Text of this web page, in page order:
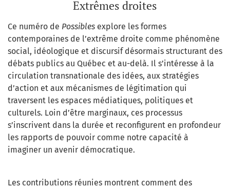
Extrêmes droites
Ce numéro de Possibles explore les formes
contemporaines de l’extrême droite comme phénomène
social, idéologique et discursif désormais structurant des
débats publics au Québec et au-delà. Il s’intéresse à la
circulation transnationale des idées, aux stratégies
d’action et aux mécanismes de légitimation qui
traversent les espaces médiatiques, politiques et
culturels. Loin d’être marginaux, ces processus
s’inscrivent dans la durée et reconfigurent en profondeur
les rapports de pouvoir comme notre capacité à
imaginer un avenir démocratique.
Les contributions réunies montrent comment des